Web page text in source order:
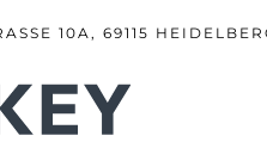
10A, 69115 HEIDELBERG